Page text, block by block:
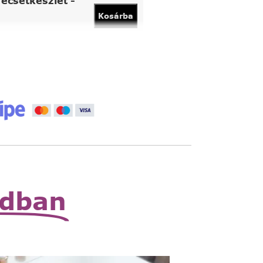
Kosárba
nagyító